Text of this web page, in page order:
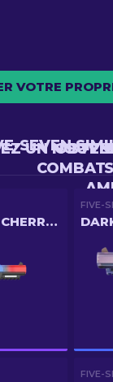
VOTRE
UN
COMBAT
SEVEN
BERRIES AND CHERRIES
FIVE-
FIVE-